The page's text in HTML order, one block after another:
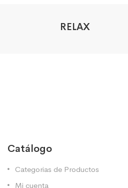
RELAX
Catálogo
Categorias de Productos
Mi cuenta